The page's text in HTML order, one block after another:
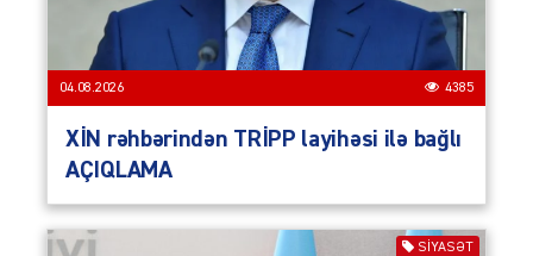
04.08.2026 4385
XİN rəhbərindən TRİPP layihəsi ilə bağlı
AÇIQLAMA
SIYASƏT